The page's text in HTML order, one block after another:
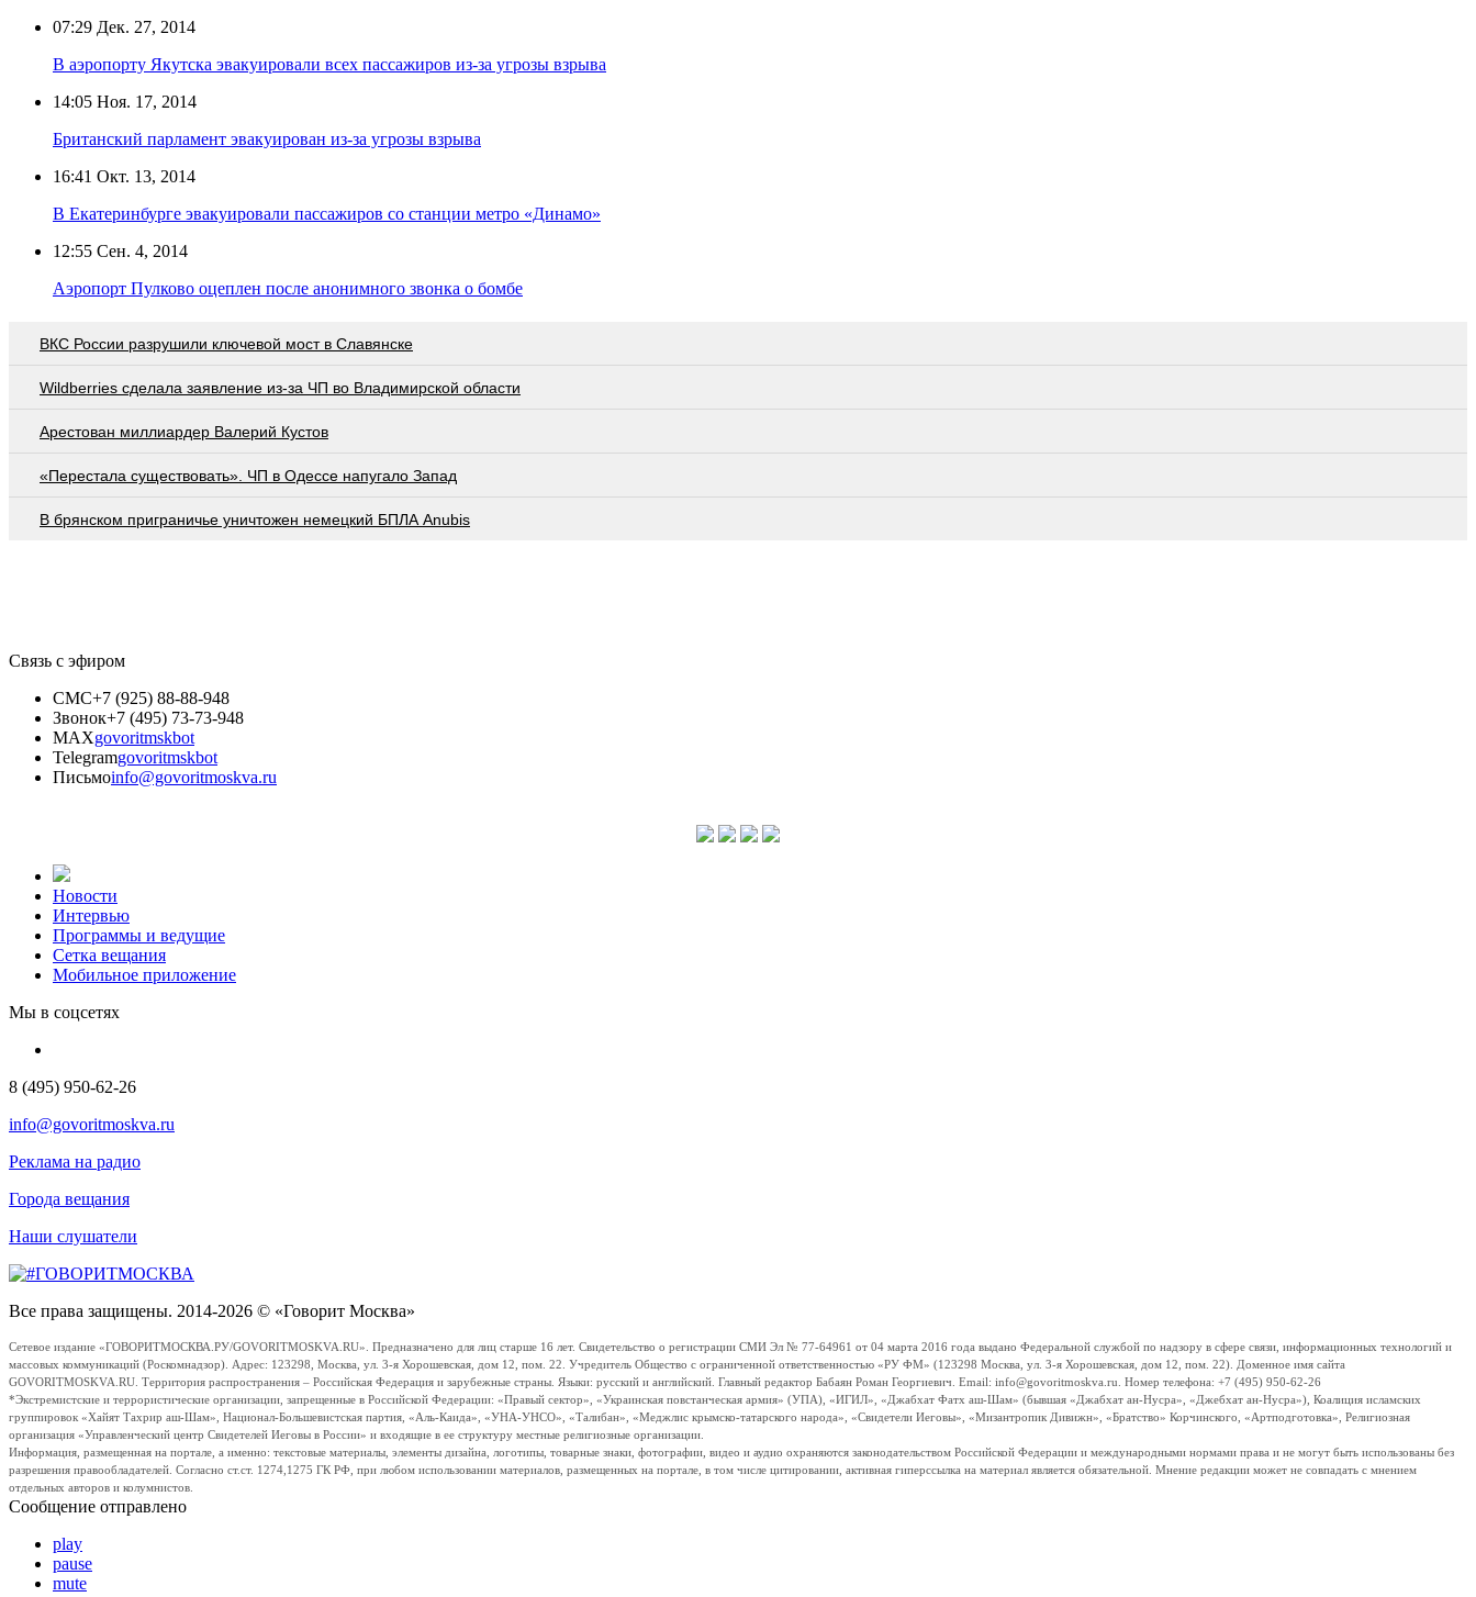
07:29 Дек. 27, 2014
В аэропорту Якутска эвакуировали всех пассажиров из-за угрозы взрыва
14:05 Ноя. 17, 2014
Британский парламент эвакуирован из-за угрозы взрыва
16:41 Окт. 13, 2014
В Екатеринбурге эвакуировали пассажиров со станции метро «Динамо»
12:55 Сен. 4, 2014
Аэропорт Пулково оцеплен после анонимного звонка о бомбе
ВКС России разрушили ключевой мост в Славянске
Wildberries cделала заявление из-за ЧП во Владимирской области
Арестован миллиардер Валерий Кустов
«Перестала существовать». ЧП в Одессе напугало Запад
В брянском приграничье уничтожен немецкий БПЛА Anubis
Связь с эфиром
СМС+7 (925) 88-88-948
Звонок+7 (495) 73-73-948
MAXgovoritmskbot
Telegramgovoritmskbot
Письмоinfo@govoritmoskva.ru
Новости
Интервью
Программы и ведущие
Сетка вещания
Мобильное приложение
Мы в соцсетях
8 (495) 950-62-26
info@govoritmoskva.ru
Реклама на радио
Города вещания
Наши слушатели
Все права защищены. 2014-2026 © «Говорит Москва»
Сетевое издание «ГОВОРИТМОСКВА.РУ/GOVORITMOSKVA.RU». Предназначено для лиц старше 16 лет. Свидетельство о регистрации СМИ Эл № 77-64961 от 04 марта 2016 года выдано Федеральной службой по надзору в сфере связи, информационных технологий и
массовых коммуникаций (Роскомнадзор). Адрес: 123298, Москва, ул. 3-я Хорошевская, дом 12, пом. 22. Учредитель Общество с ограниченной ответственностью «РУ ФМ» (123298 Москва, ул. 3-я Хорошевская, дом 12, пом. 22). Доменное имя сайта
GOVORITMOSKVA.RU. Территория распространения – Российская Федерация и зарубежные страны. Языки: русский и английский. Главный редактор Бабаян Роман Георгиевич. Email: info@govoritmoskva.ru. Номер телефона: +7 (495) 950-62-26
*Экстремистские и террористические организации, запрещенные в Российской Федерации: «Правый сектор», «Украинская повстанческая армия» (УПА), «ИГИЛ», «Джабхат Фатх аш-Шам» (бывшая «Джабхат ан-Нусра», «Джебхат ан-Нусра»), Коалиция исламских
группировок «Хайят Тахрир аш-Шам», Национал-Большевистская партия, «Аль-Каида», «УНА-УНСО», «Талибан», «Меджлис крымско-татарского народа», «Свидетели Иеговы», «Мизантропик Дивижн», «Братство» Корчинского, «Артподготовка», Религиозная
организация «Управленческий центр Свидетелей Иеговы в России» и входящие в ее структуру местные религиозные организации.
Информация, размещенная на портале, а именно: текстовые материалы, элементы дизайна, логотипы, товарные знаки, фотографии, видео и аудио охраняются законодательством Российской Федерации и международными нормами права и не могут быть использованы без
разрешения правообладателей. Согласно ст.ст. 1274,1275 ГК РФ, при любом использовании материалов, размещенных на портале, в том числе цитировании, активная гиперссылка на материал является обязательной. Мнение редакции может не совпадать с мнением
отдельных авторов и колумнистов.
Сообщение отправлено
play
pause
mute